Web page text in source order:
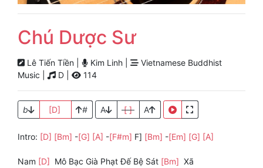
Chú Dược Sư
Lê Tiến Tiền | Kim Linh |
Vietnamese Buddhist
Music |
D | 114
b [D] # A [ ] A
Intro: [D] [Bm] -[G] [A] -[F#m] F] [Bm] -[Em] [G] [A]
Nam [D] Mô Bạc Già Phạt Đế Bệ Sát [Bm] Xã